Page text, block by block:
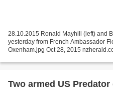
28.10.2015 Ronald Mayhill (left) and
yesterday from French Ambassador
Oxenham.jpg Oct 28, 2015
Two armed US